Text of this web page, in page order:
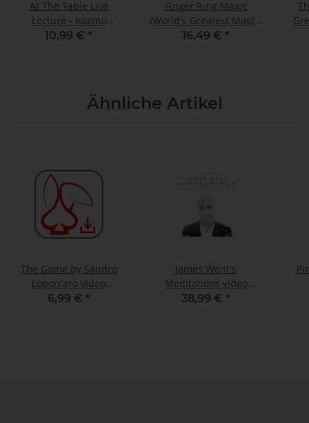
At The Table Live
Lecture - Kozmo
November 16th 2016
10,99 € *
Finger Ring Magic
(World's Greatest Magic)
video DOWNLOAD
16,49 € *
Ähnliche Artikel
The Game by Sandro
Loporcaro video
DOWNLOAD
6,99 € *
James Went's
Meditations video
DOWNLOAD
38,99 € *